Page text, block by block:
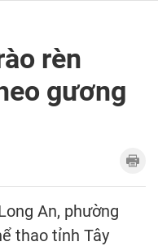
rèn
gương
An, phường
thao tỉnh Tây